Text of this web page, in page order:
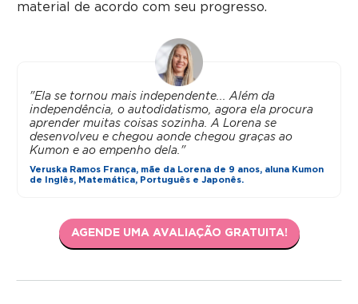
material de acordo com seu progresso.
"Ela se tornou mais independente... Além da
independência, o autodidatismo, agora ela procura
aprender muitas coisas sozinha. A Lorena se
desenvolveu e chegou aonde chegou graças ao
Kumon e ao empenho dela."
Veruska Ramos França, mãe da Lorena de 9 anos, aluna Kumon
de Inglês, Matemática, Português e Japonês.
AGENDE UMA AVALIAÇÃO GRATUITA!